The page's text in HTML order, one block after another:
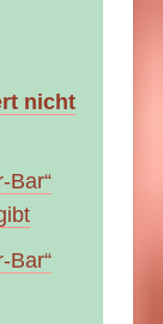
nicht
Bar“
Bar“